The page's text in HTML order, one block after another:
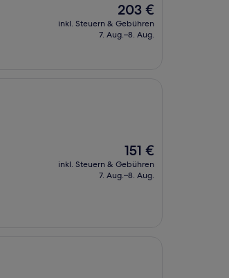
Der
Preis
beträgt
203 €
inkl. Steuern & Gebühren
7. Aug.–8. Aug.
Der
Preis
beträgt
151 €
inkl. Steuern & Gebühren
7. Aug.–8. Aug.